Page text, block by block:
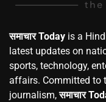
समाचार Today is a
latest updates on
sports, technology,
affairs. Committed to
journalism,समाचार